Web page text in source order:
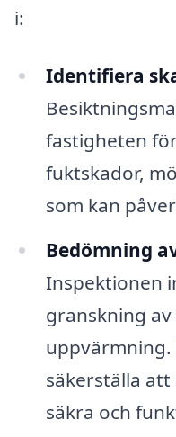
i:
Identifiera
fastigheten
fuktskador,
som kan
Bedömning
Inspektionen
granskning av
säkerställa
säkra och